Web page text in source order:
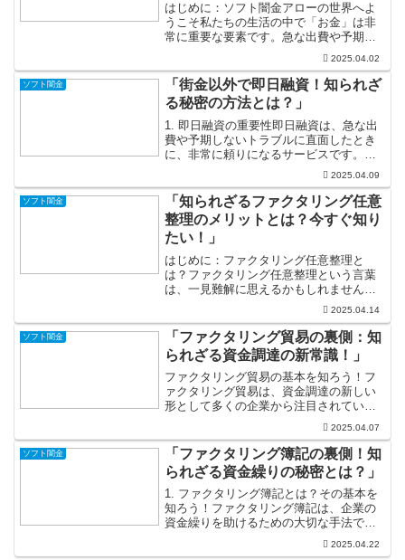
はじめに：ソフト闇金アローの世界へよ
うこそ私たちの生活の中で「お金」は非
常に重要な要素です。急な出費や予期し
ないトラブルに直面することは、誰にで
もありますよね。そんな時、多くの人は
貸金業者に助けを求めることが多いです
が、その中でも「ソフト闇...
2025.04.02
ソフト闇金
「街金以外で即日融資！知られざ
る秘密の方法とは？」
1. 即日融資の重要性即日融資は、急な出
費や予期しないトラブルに直面したとき
に、非常に頼りになるサービスです。私
たちの生活は、予測不可能な出来事であ
ふれています。たとえば、急に家電が壊
れてしまったり、急な医療費が発生した
り、旅行のキャンセル...
2025.04.09
ソフト闇金
「知られざるファクタリング任意
整理のメリットとは？今すぐ知り
たい！」
はじめに：ファクタリング任意整理と
は？ファクタリング任意整理という言葉
は、一見難解に思えるかもしれません
が、実は私たちの生活に深く根ざしたテ
方々にとっては、希望の光ともなる可能
性があります。本稿では、ファ...
2025.04.14
ソフト闇金
「ファクタリング貿易の裏側：知
られざる資金調達の新常識！」
ファクタリング貿易の基本を知ろう！フ
ァクタリング貿易は、資金調達の新しい
形として多くの企業から注目されていま
す！特に中小企業にとっては、資金の流
動性を確保するための素晴らしい手段で
す。しかし、実際にファクタリングがど
のようなものか、その仕組...
2025.04.07
ソフト闇金
「ファクタリング簿記の裏側！知
られざる資金繰りの秘密とは？」
1. ファクタリング簿記とは？その基本を
知ろう！ファクタリング簿記は、企業の
資金繰りを助けるための大切な手法で
す。経営をする上で、キャッシュフロー
を適切に管理することは非常に重要です
2025.04.22